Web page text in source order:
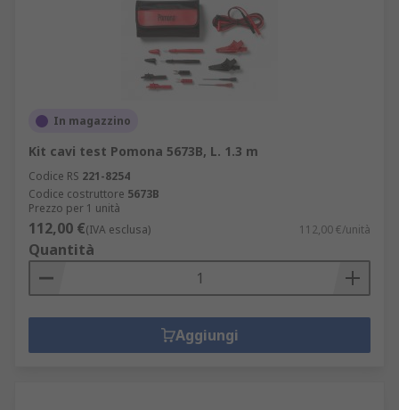
In magazzino
Kit cavi test Pomona 5673B, L. 1.3 m
Codice RS 221-8254
Codice costruttore 5673B
Prezzo per 1 unità
112,00 €(IVA esclusa) 112,00 €/unità
Quantità
Aggiungi